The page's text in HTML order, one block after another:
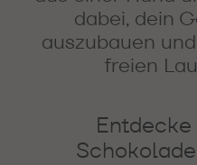
dabei, dein
auszubauen
freien